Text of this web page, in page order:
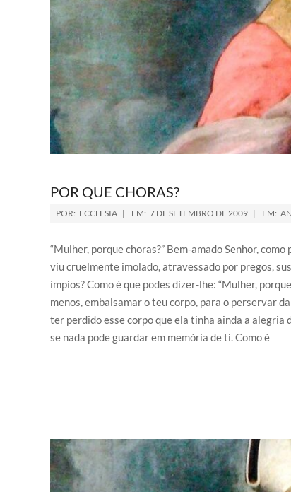
POR QUE CHORAS?
POR: ECCLESIA EM: 7 DE SETEMBRO DE 2009 EM:
“Mulher, porque choras?” Bem-amado Senhor,
viu cruelmente imolado, atravessado por pregos,
ímpios? Como é que podes dizer-lhe: “Mulher,
menos, embalsamar o teu corpo, para o perservar
ter perdido esse corpo que ela tinha ainda a alegria
se nada pode guardar em memória de ti. Como é